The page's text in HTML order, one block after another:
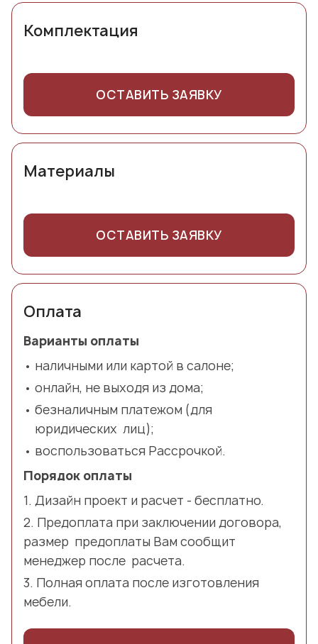
Комплектация
ОСТАВИТЬ ЗАЯВКУ
Материалы
ОСТАВИТЬ ЗАЯВКУ
Оплата
Варианты оплаты
наличными или картой в салоне;
онлайн, не выходя из дома;
безналичным платежом (для
юридических лиц);
воспользоваться Рассрочкой.
Порядок оплаты
Дизайн проект и расчет - бесплатно.
Предоплата при заключении договора,
размер предоплаты Вам сообщит
менеджер после расчета.
Полная оплата после изготовления
мебели.